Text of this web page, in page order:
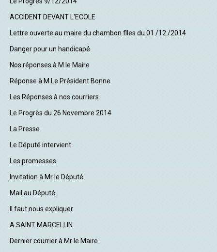
ACCIDENT DEVANT L'ECOLE
Lettre ouverte au maire du chambon flles du 01 /12 /2014
Danger pour un handicapé
Nos réponses à M le Maire
Réponse à M Le Président Bonne
Les Réponses à nos courriers
Le Progrès du 26 Novembre 2014
La Presse
Le Député intervient
Les promesses
Invitation à Mr le Député
Mail au Député
Il faut nous expliquer
A SAINT MARCELLIN
Dernier courrier à Mr le Maire